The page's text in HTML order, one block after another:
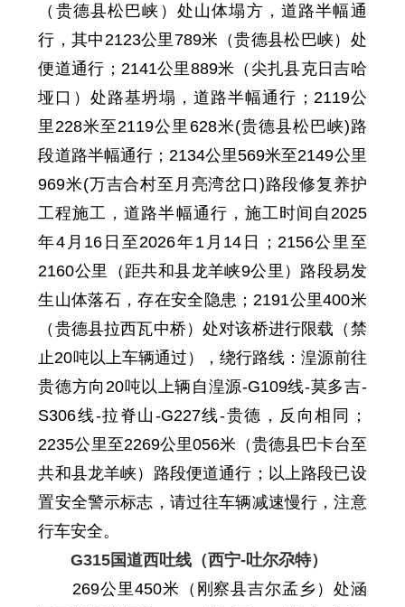
（ 贵德县松巴峡）处山体塌方，道路半幅通
行，其中2123公里789米（贵德县松巴峡）处
便道通行；2141公里889米（ 尖扎县克日吉哈
垭口） 处路基坍塌，道路半幅通行； 2119公
里 228米至2119公里 628米(贵德县松巴峡)路
段道路半幅通行； 2134公里569米至2149公里
969米(万吉合村至月亮湾岔口)路段修复养护
工程施工，道路半幅通行， 施工时间自 2025
年4月16日至2026年1月14日
； 2156公里至
2160公里（距共和县龙羊峡9公里） 路段易发
生 山体落石，存在安全隐患； 2191公里400米
（贵德县拉西瓦中桥）处对该桥进行限载 （禁
止20吨以上车辆通过），绕行路线：湟源前往
贵德方向20吨以上辆 自 湟源-G109线-莫多吉-
S306线-拉脊山-G227线-贵德，反向相同
；
2235公里至2269公里056米 （贵德县巴卡台至
共和县龙羊峡） 路段便道通行 ； 以上路段已设
置安全警示标志，请过往车辆减速慢行，注意
行车安全。
G315国道西吐线（西宁-吐尔尕特）
269公里450米 （刚察县吉尔孟乡）处涵